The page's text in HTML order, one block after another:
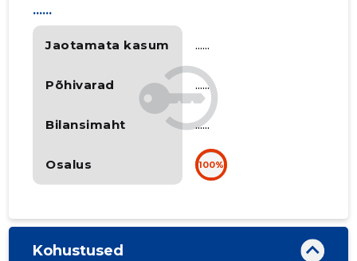
Jaotamata kasum
Põhivarad
Bilansimaht
Osalus
......
......
......
......
100%
Kohustused